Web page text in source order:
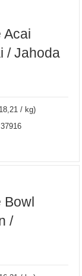
Acai
/ Jahoda
/ kg)
/